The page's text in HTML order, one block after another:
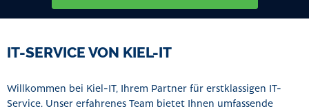
IT-SERVICE VON KIEL-IT
Willkommen bei Kiel-IT, Ihrem Partner für erstklassigen IT-
Service. Unser erfahrenes Team bietet Ihnen umfassende